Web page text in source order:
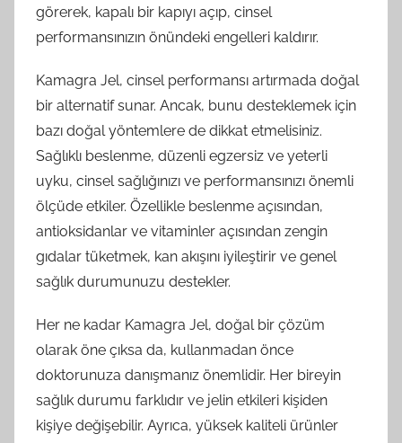
görerek, kapalı bir kapıyı açıp, cinsel
performansınızın önündeki engelleri kaldırır.
Kamagra Jel, cinsel performansı artırmada doğal
bir alternatif sunar. Ancak, bunu desteklemek için
bazı doğal yöntemlere de dikkat etmelisiniz.
Sağlıklı beslenme, düzenli egzersiz ve yeterli
uyku, cinsel sağlığınızı ve performansınızı önemli
ölçüde etkiler. Özellikle beslenme açısından,
antioksidanlar ve vitaminler açısından zengin
gıdalar tüketmek, kan akışını iyileştirir ve genel
sağlık durumunuzu destekler.
Her ne kadar Kamagra Jel, doğal bir çözüm
olarak öne çıksa da, kullanmadan önce
doktorunuza danışmanız önemlidir. Her bireyin
sağlık durumu farklıdır ve jelin etkileri kişiden
kişiye değişebilir. Ayrıca, yüksek kaliteli ürünler